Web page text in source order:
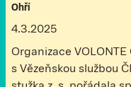
Ohří
4.3.2025
Organizace
s Vězeňskou službou